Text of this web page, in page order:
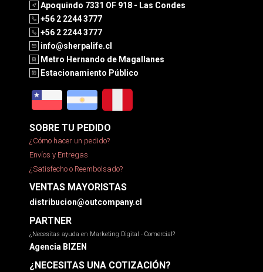
Apoquindo 7331 OF 918 - Las Condes
+56 2 2244 3777
+56 2 2244 3777
info@sherpalife.cl
Metro Hernando de Magallanes
Estacionamiento Público
SOBRE TU PEDIDO
¿Cómo hacer un pedido?
Envíos y Entregas
¿Satisfecho o Reembolsado?
VENTAS MAYORISTAS
distribucion@outcompany.cl
PARTNER
¿Necesitas ayuda en Marketing Digital - Comercial?
Agencia BIZEN
¿NECESITAS UNA COTIZACIÓN?